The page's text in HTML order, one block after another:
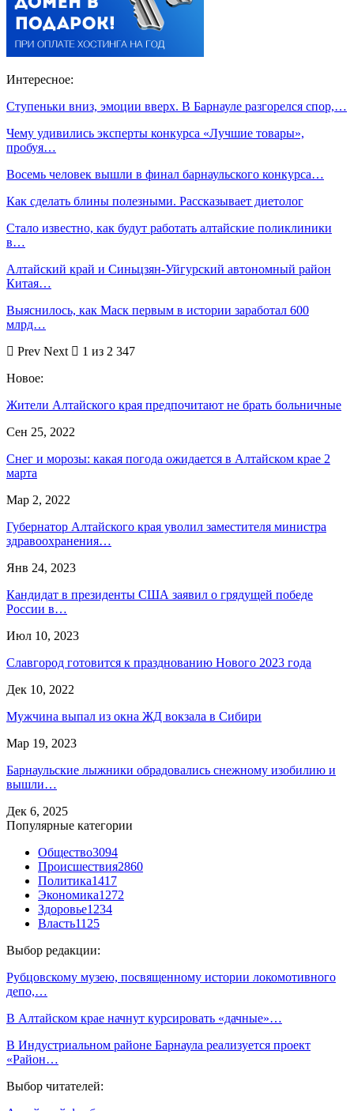
Интересное:
Ступеньки вниз, эмоции вверх. В Барнауле разгорелся спор,…
Чему удивились эксперты конкурса «Лучшие товары»,
пробуя…
Восемь человек вышли в финал барнаульского конкурса…
Как сделать блины полезными. Рассказывает диетолог
Стало известно, как будут работать алтайские поликлиники
в…
Алтайский край и Синьцзян-Уйгурский автономный район
Китая…
Выяснилось, как Маск первым в истории заработал 600
млрд…
Prev Next
1 из 2 347
Новое:
Жители Алтайского края предпочитают не брать больничные
Сен 25, 2022
Снег и морозы: какая погода ожидается в Алтайском крае 2
марта
Мар 2, 2022
Губернатор Алтайского края уволил заместителя министра
здравоохранения…
Янв 24, 2023
Кандидат в президенты США заявил о грядущей победе
России в…
Июл 10, 2023
Славгород готовится к празднованию Нового 2023 года
Дек 10, 2022
Мужчина выпал из окна ЖД вокзала в Сибири
Мар 19, 2023
Барнаульские лыжники обрадовались снежному изобилию и
вышли…
Дек 6, 2025
Популярные категории
Общество3094
Происшествия2860
Политика1417
Экономика1272
Здоровье1234
Власть1125
Выбор редакции:
Рубцовскому музею, посвященному истории локомотивного
депо,…
В Алтайском крае начнут курсировать «дачные»…
В Индустриальном районе Барнаула реализуется проект
«Район…
Выбор читателей: